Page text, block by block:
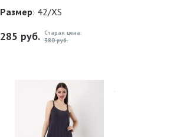
Размер: 42/XS
285 руб. Старая цена:
380 руб.